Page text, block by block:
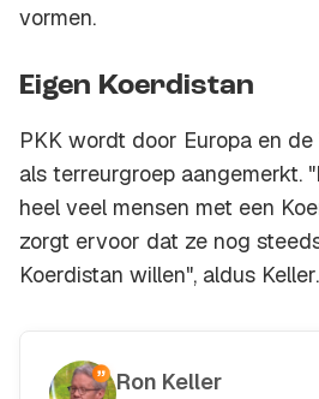
vormen.
Eigen Koerdistan
PKK wordt door Europa en
als terreurgroep aangemerkt.
heel veel mensen met een
zorgt ervoor dat ze nog
Koerdistan willen", aldus Keller.
Ron Keller